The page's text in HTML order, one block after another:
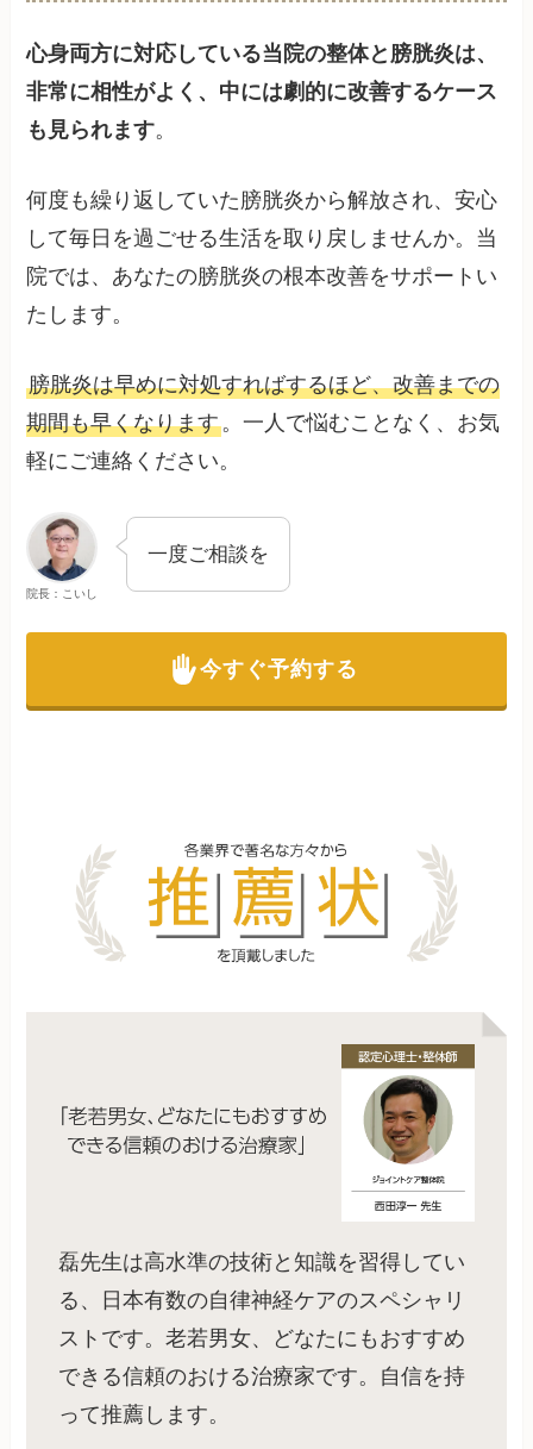
心身両方に対応している当院の整体と膀胱炎は、
非常に相性がよく、中には劇的に改善するケース
も見られます。
何度も繰り返していた膀胱炎から解放され、安心
して毎日を過ごせる生活を取り戻しませんか。当
院では、あなたの膀胱炎の根本改善をサポートい
たします。
膀胱炎は早めに対処すればするほど、改善までの
期間も早くなります。一人で悩むことなく、お気
軽にご連絡ください。
院長：こいし
一度ご相談を
今すぐ予約する
磊先生は高水準の技術と知識を習得してい
る、日本有数の自律神経ケアのスペシャリ
ストです。老若男女、どなたにもおすすめ
できる信頼のおける治療家です。自信を持
って推薦します。